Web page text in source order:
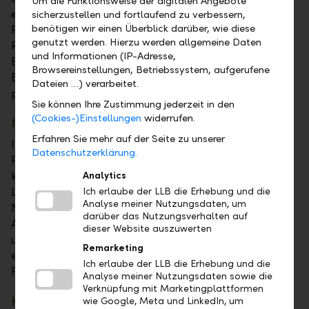
entscheidenden Kennzahlen wie dem CO₂-
Fussabdruck im Bankbetrieb ist ein langfristiger
Rückgang zu verzeichnen. "Die Richtung im
Bankbetrieb stimmt", analysiert Group CEO Gabriel
Brenna. "Auch im Produktbereich ist die Entwicklung
positiv."
Nachhaltige Produkte lanciert
Insbesondere mit der Erweiterung der
Produktpalette um neue, nachhaltige Angebote
konnte die Bank im Jahr 2022 Akzente setzen. Die
LLB-Fonds berücksichtigen durchwegs
Nachhaltigkeitsthemen wie den Klimaschutz und die
Achtung der Menschenrechte. Zwei Impact Fonds
und das Vermögensverwaltungsmandat ESG+
ermöglichen es Investoren, gezielt in Firmen und
Projekte mit positiver Klimawirkung zu investieren.
Klimaneutraler Bankbetrieb
sicherzustellen und fortlaufend zu verbessern,
benötigen wir einen Überblick darüber, wie diese
genutzt werden. Hierzu werden allgemeine Daten
und Informationen (IP-Adresse,
Browsereinstellungen, Betriebssystem, aufgerufene
Dateien …) verarbeitet.
Sie können Ihre Zustimmung jederzeit in den
(Cookies-)Einstellungen widerrufen.
Erfahren Sie mehr auf der Seite zu unserer
Datenschutzerklärung.
Analytics
Ich erlaube der LLB die Erhebung und die
Analyse meiner Nutzungsdaten, um
darüber das Nutzungsverhalten auf
dieser Website auszuwerten
Remarketing
Ich erlaube der LLB die Erhebung und die
Analyse meiner Nutzungsdaten sowie die
Verknüpfung mit Marketingplattformen
wie Google, Meta und LinkedIn, um